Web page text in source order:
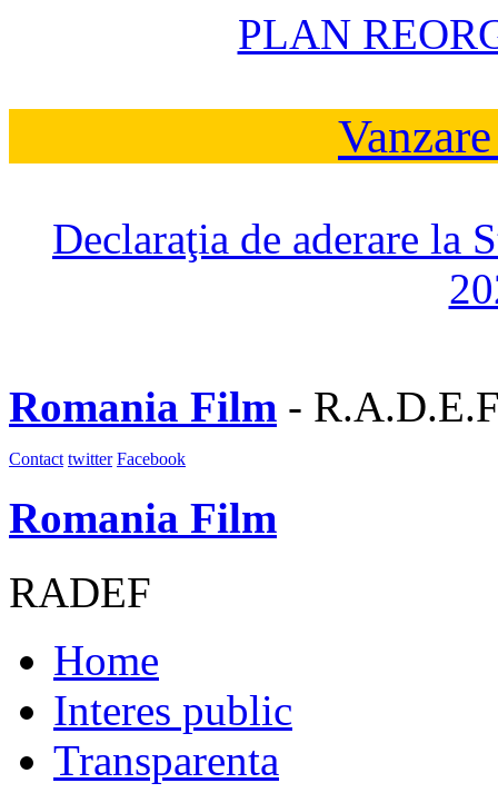
PLAN
Declaraţia de aderare la
Romania Film -
Contact twitter Facebook
Romania Film
RADEF
Home
Interes public
Transparenta